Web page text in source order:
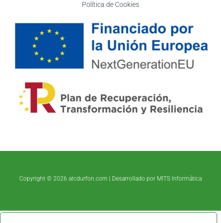
Política de Cookies
Copyright © 2026 atcdurfon.com | Desarrollado por MITS Informática